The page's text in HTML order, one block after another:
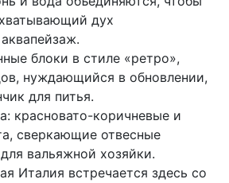
дух
блоки в стиле «ретро»,
нуждающийся в обновлении,
для питья.
красновато-коричневые и
сверкающие отвесные
вальяжной хозяйки.
Италия встречается здесь со